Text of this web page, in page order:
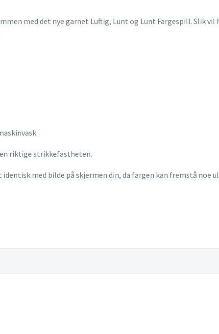
med det nye garnet Luftig, Lunt og Lunt Fargespill. Slik vil
riktige strikkefastheten.
med bilde på skjermen din, da fargen kan fremstå noe